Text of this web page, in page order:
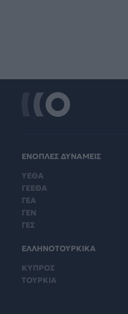
ΕΝΟΠΛΕΣ ΔΥΝΑΜΕΙΣ
ΥΕΘΑ
ΓΕΕΘΑ
ΓΕΑ
ΓΕΝ
ΓΕΣ
ΕΛΛΗΝΟΤΟΥΡΚΙΚΑ
ΚΥΠΡΟΣ
ΤΟΥΡΚΙΑ